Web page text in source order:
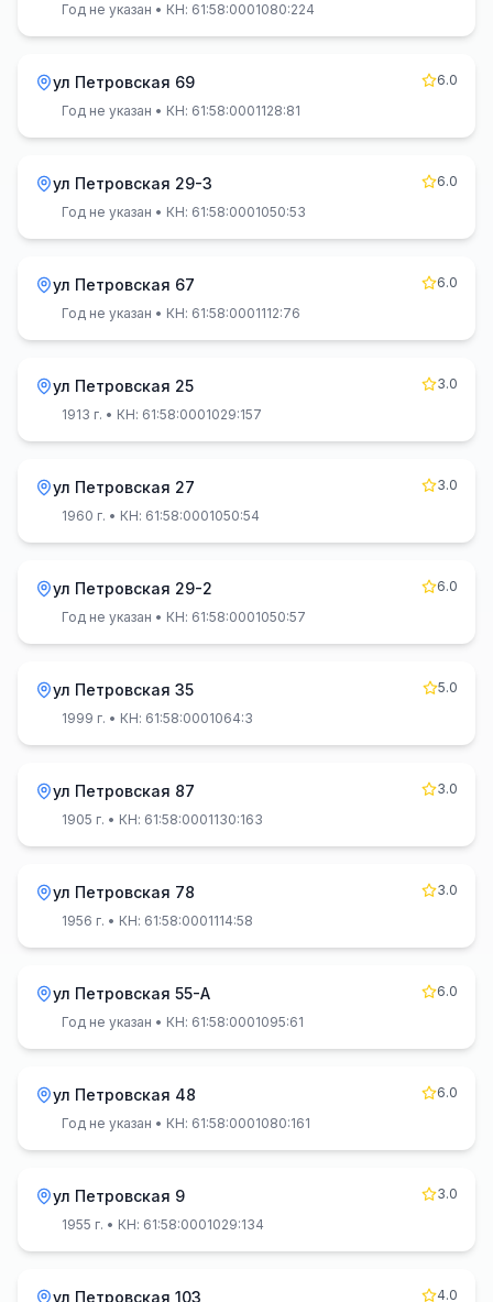
Год не указан • КН: 61:58:0001080:224
ул Петровская 69
6.0
Год не указан • КН: 61:58:0001128:81
ул Петровская 29-3
6.0
Год не указан • КН: 61:58:0001050:53
ул Петровская 67
6.0
Год не указан • КН: 61:58:0001112:76
ул Петровская 25
3.0
1913 г. • КН: 61:58:0001029:157
ул Петровская 27
3.0
1960 г. • КН: 61:58:0001050:54
ул Петровская 29-2
6.0
Год не указан • КН: 61:58:0001050:57
ул Петровская 35
5.0
1999 г. • КН: 61:58:0001064:3
ул Петровская 87
3.0
1905 г. • КН: 61:58:0001130:163
ул Петровская 78
3.0
1956 г. • КН: 61:58:0001114:58
ул Петровская 55-А
6.0
Год не указан • КН: 61:58:0001095:61
ул Петровская 48
6.0
Год не указан • КН: 61:58:0001080:161
ул Петровская 9
3.0
1955 г. • КН: 61:58:0001029:134
ул Петровская 103 4.0